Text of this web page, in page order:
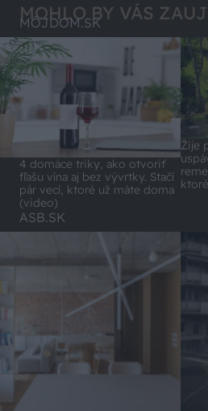
MOHLO BY VÁS
MÔJDOM.SK
4 domáce triky, ako otvoriť
fľašu vína aj bez vývrtky. Stačí
pár vecí, ktoré už máte doma
(video)
Žije
ASB.SK